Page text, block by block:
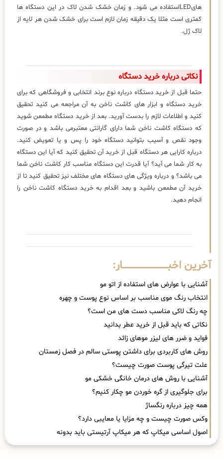
هایLEDاستفاده می شود. و زمان خشک شدن لاک در این دستگاه ها
کمتری است مثلا یک دقیقه زمان لازم است برای خشک شدن هر لایه از
لاک ژل.
نکاتی درباره خرید دستگاه
حتما قبل از خرید دستگاه درباره نوع برند انتخابی و فروشگاهی که برای
خرید دستگاه و ابزار های کاشت ناخن به آن مراجعه می کنید تحقیق
کنید و اطلاعات لازم را بدست آورید. بعد از خرید دستگاه مطمعن شوید
که دستگاه کاشت ناخن شما دارای گارانتی معتبرمی باشد و در صورت
وجود نقص و آسیب بتوانید دستگاه خود را پس و یا تعویض کنید.
درباره کارایی هر دستگاه قبل از خرید آن تحقیق کنید که آیا این دستگاه
به کار شما می آید؟ آیا قدرت این دستگاه مناسب کار کاشت ناخن شما
می باشد؟ و درباره ویژگی های دستگاه های مختلف نیز تحقیق کنید تا از
خرید آن مطمعن باشید و بعد اقدام به خرید دستگاه کاشت ناخن را
انجام دهید.
آخرین اخبــــــــــــــــــــــــــــــار:
آشنایی با عوارض های استفاده از اتو مو
انتخاب رنگ موی مناسب بر اساس نوع پوست و چهره
چه رنگ لاکی مناسب دست های من است؟
نکاتی که باید قبل از خرید عطر بدانید
فواید و ضرر های لیزر موهای زائد
روش های کاربردی برای داشتن پوستی سالم در فصل زمستان
علت تیرگی پوست صورت چیست؟
آشنایی با روش های درمان خانگی خشکی مو
برای جلوگیری از گره خوردن مو چکار کنیم؟
همه چیز درباره رنگساژ
وکس صورت چیست و چه مزایا یا معایبی دارد؟
اصول اساسی میکاپ که هر میکاپ آرتیستی باید بدونه